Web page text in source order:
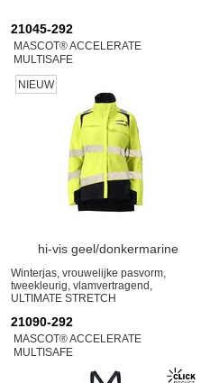
21045-292
MASCOT® ACCELERATE
MULTISAFE
NIEUW
hi-vis geel/donkermarine
Winterjas, vrouwelijke pasvorm,
tweekleurig, vlamvertragend,
ULTIMATE STRETCH
21090-292
MASCOT® ACCELERATE
MULTISAFE